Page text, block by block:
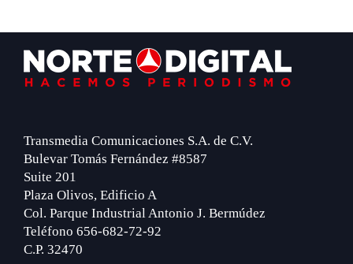
Footer
Transmedia Comunicaciones S.A. de C.V.
Bulevar Tomás Fernández #8587
Suite 201
Plaza Olivos, Edificio A
Col. Parque Industrial Antonio J. Bermúdez
Teléfono 656-682-72-92
C.P. 32470